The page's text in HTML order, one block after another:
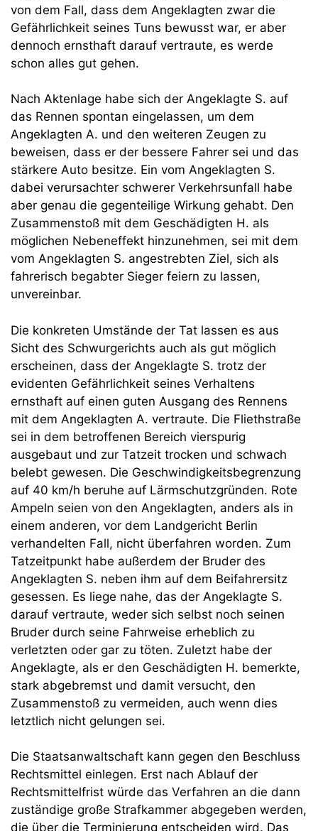
von dem Fall, dass dem Angeklagten zwar die
Gefährlichkeit seines Tuns bewusst war, er aber
dennoch ernsthaft darauf vertraute, es werde
schon alles gut gehen.
Nach Aktenlage habe sich der Angeklagte S. auf
das Rennen spontan eingelassen, um dem
Angeklagten A. und den weiteren Zeugen zu
beweisen, dass er der bessere Fahrer sei und das
stärkere Auto besitze. Ein vom Angeklagten S.
dabei verursachter schwerer Verkehrsunfall habe
aber genau die gegenteilige Wirkung gehabt. Den
Zusammenstoß mit dem Geschädigten H. als
möglichen Nebeneffekt hinzunehmen, sei mit dem
vom Angeklagten S. angestrebten Ziel, sich als
fahrerisch begabter Sieger feiern zu lassen,
unvereinbar.
Die konkreten Umstände der Tat lassen es aus
Sicht des Schwurgerichts auch als gut möglich
erscheinen, dass der Angeklagte S. trotz der
evidenten Gefährlichkeit seines Verhaltens
ernsthaft auf einen guten Ausgang des Rennens
mit dem Angeklagten A. vertraute. Die Fliethstraße
sei in dem betroffenen Bereich vierspurig
ausgebaut und zur Tatzeit trocken und schwach
belebt gewesen. Die Geschwindigkeitsbegrenzung
auf 40 km/h beruhe auf Lärmschutzgründen. Rote
Ampeln seien von den Angeklagten, anders als in
einem anderen, vor dem Landgericht Berlin
verhandelten Fall, nicht überfahren worden. Zum
Tatzeitpunkt habe außerdem der Bruder des
Angeklagten S. neben ihm auf dem Beifahrersitz
gesessen. Es liege nahe, das der Angeklagte S.
darauf vertraute, weder sich selbst noch seinen
Bruder durch seine Fahrweise erheblich zu
verletzten oder gar zu töten. Zuletzt habe der
Angeklagte, als er den Geschädigten H. bemerkte,
stark abgebremst und damit versucht, den
Zusammenstoß zu vermeiden, auch wenn dies
letztlich nicht gelungen sei.
Die Staatsanwaltschaft kann gegen den Beschluss
Rechtsmittel einlegen. Erst nach Ablauf der
Rechtsmittelfrist würde das Verfahren an die dann
zuständige große Strafkammer abgegeben werden,
die über die Terminierung entscheiden wird. Das